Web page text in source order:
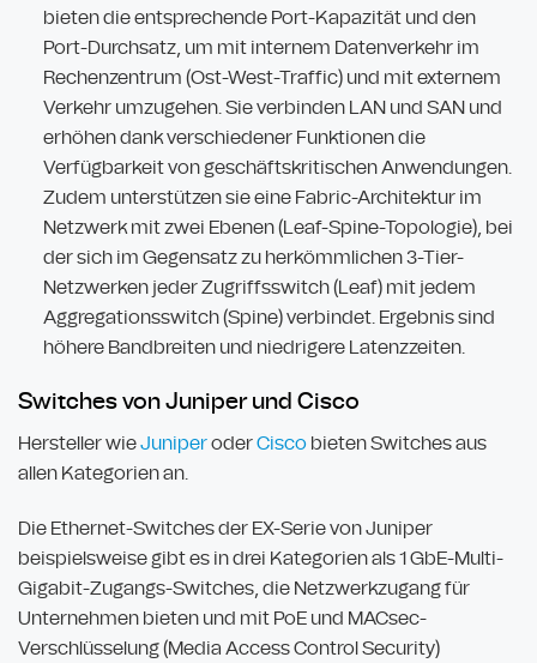
bieten die entsprechende Port-Kapazität und den
Port-Durchsatz, um mit internem Datenverkehr im
Rechenzentrum (Ost-West-Traffic) und mit externem
Verkehr umzugehen. Sie verbinden LAN und SAN und
erhöhen dank verschiedener Funktionen die
Verfügbarkeit von geschäftskritischen Anwendungen.
Zudem unterstützen sie eine Fabric-Architektur im
Netzwerk mit zwei Ebenen (Leaf-Spine-Topologie), bei
der sich im Gegensatz zu herkömmlichen 3-Tier-
Netzwerken jeder Zugriffsswitch (Leaf) mit jedem
Aggregationsswitch (Spine) verbindet. Ergebnis sind
höhere Bandbreiten und niedrigere Latenzzeiten.
Switches von Juniper und Cisco
Hersteller wieJuniperoderCiscobieten Switches aus
allen Kategorien an.
Die Ethernet-Switches der EX-Serie von Juniper
beispielsweise gibt es in drei Kategorien als 1 GbE-Multi-
Gigabit-Zugangs-Switches, die Netzwerkzugang für
Unternehmen bieten und mit PoE und MACsec-
Verschlüsselung (Media Access Control Security)